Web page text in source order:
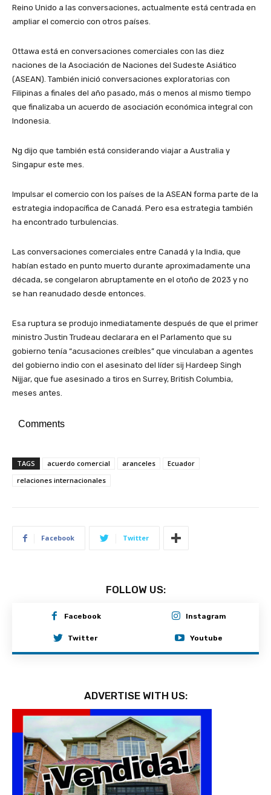
Reino Unido a las conversaciones, actualmente está centrada en
ampliar el comercio con otros países.
Ottawa está en conversaciones comerciales con las diez
naciones de la Asociación de Naciones del Sudeste Asiático
(ASEAN). También inició conversaciones exploratorias con
Filipinas a finales del año pasado, más o menos al mismo tiempo
que finalizaba un acuerdo de asociación económica integral con
Indonesia.
Ng dijo que también está considerando viajar a Australia y
Singapur este mes.
Impulsar el comercio con los países de la ASEAN forma parte de la
estrategia indopacífica de Canadá. Pero esa estrategia también
ha encontrado turbulencias.
Las conversaciones comerciales entre Canadá y la India, que
habían estado en punto muerto durante aproximadamente una
década, se congelaron abruptamente en el otoño de 2023 y no
se han reanudado desde entonces.
Esa ruptura se produjo inmediatamente después de que el primer
ministro Justin Trudeau declarara en el Parlamento que su
gobierno tenía “acusaciones creíbles” que vinculaban a agentes
del gobierno indio con el asesinato del líder sij Hardeep Singh
Nijjar, que fue asesinado a tiros en Surrey, British Columbia,
meses antes.
Comments
TAGS acuerdo comercial aranceles
Ecuador
relaciones internacionales
Facebook Twitter
FOLLOW US:
Facebook Instagram
Twitter Youtube
ADVERTISE WITH US: